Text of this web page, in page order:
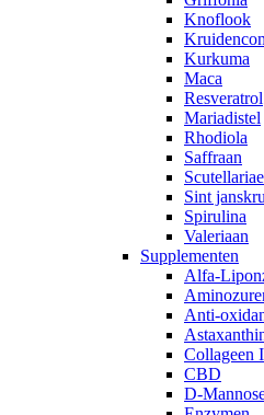
Knoflook
Kurkuma
Maca
Resveratrol
Mariadistel
Rhodiola
Saffraan
Scutellariae
Sint
Spirulina
Valeriaan
Supplementen
Alfa-
Anti-
Collageen
CBD
D-